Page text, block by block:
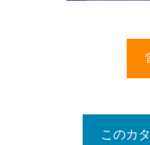
このカ